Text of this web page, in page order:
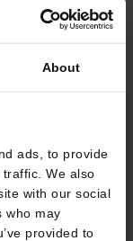
About
ads, to provide
We also
with our social
who may
provided to
stapels
ze aan een
dienst gaat
naar een